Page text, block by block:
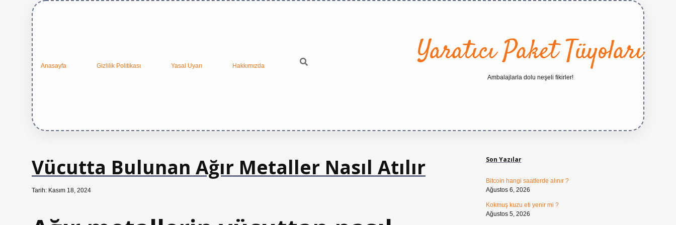
Anasayfa Gizlilik Politikası Yasal Uyarı Hakkımızda Yaratıcı Paket Tüyoları
Ambalajlarla dolu neşeli fikirler!
Vücutta Bulunan Ağır Metaller Nasıl Atılır
Tarih: Kasım 18, 2024
Son Yazılar
Bitcoin hangi saatlerde alınır ?
Ağustos 6, 2026
Kokmuş kuzu eti yenir mi ?
Ağustos 5, 2026